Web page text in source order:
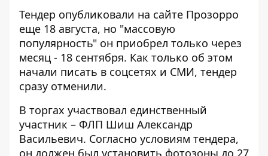
Тендер опубликовали на сайте Прозорро
еще 18 августа, но "массовую
популярность" он приобрел только через
месяц - 18 сентября. Как только об этом
начали писать в соцсетях и СМИ, тендер
сразу отменили.
В торгах участвовал единственный
участник – ФЛП Шиш Александр
Васильевич. Согласно условиям тендера,
он должен был установить фотозоны до 27